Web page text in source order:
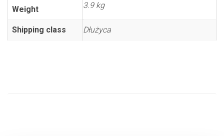
Weight 3.9 kg
Shipping class Dłużyca